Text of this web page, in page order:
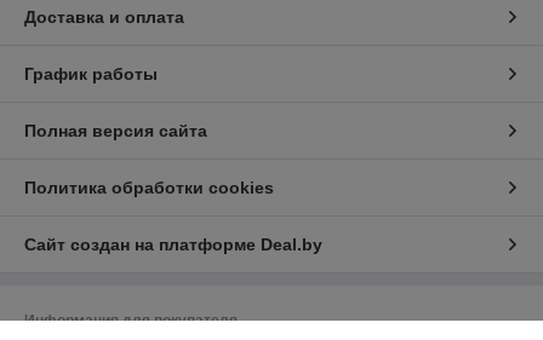
Доставка и оплата
График работы
Полная версия сайта
Политика обработки cookies
Сайт создан на платформе Deal.by
Информация для покупателя